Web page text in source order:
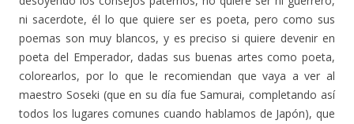
ni sacerdote, él lo que quiere ser es poeta, pero como sus
poemas son muy blancos, y es preciso si quiere devenir en
poeta del Emperador, dadas sus buenas artes como poeta,
colorearlos, por lo que le recomiendan que vaya a ver al
maestro Soseki (que en su día fue Samurai, completando así
todos los lugares comunes cuando hablamos de Japón), que